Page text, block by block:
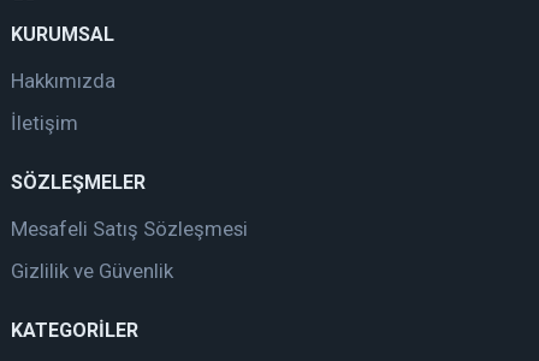
KURUMSAL
Hakkımızda
İletişim
SÖZLEŞMELER
Mesafeli Satış Sözleşmesi
Gizlilik ve Güvenlik
KATEGORİLER